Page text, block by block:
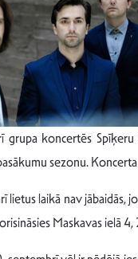
grupa koncertēs
sezonu.
lietus laikā nav jābaidās,
Maskavas ielā 4,